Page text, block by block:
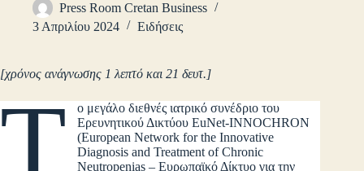
Press Room Cretan Business
3 Απριλίου 2024
Ειδήσεις
[χρόνος ανάγνωσης 1 λεπτό και 21 δευτ.]
Τ
ο μεγάλο διεθνές ιατρικό συνέδριο του
Ερευνητικού Δικτύου EuNet-INNOCHRON
(European Network for the Innovative
Diagnosis and Treatment of Chronic
Neutropenias – Ευρωπαϊκό Δίκτυο για την